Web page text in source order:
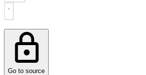
Go to source